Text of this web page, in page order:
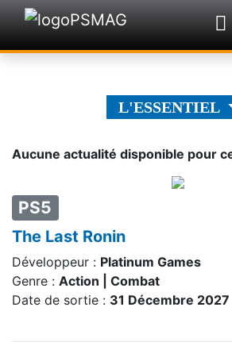
L'ESSENTIEL
PS5
The Last Ronin
Développeur : Platinum Games
Genre : Action | Combat
Date de sortie : 31 Décembre 2027
Aucune actualité disponible pour